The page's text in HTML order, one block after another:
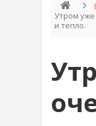
Утром уже
и тепло.